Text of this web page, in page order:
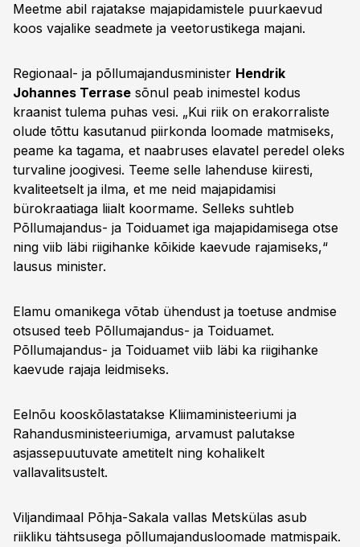
Meetme abil rajatakse majapidamistele puurkaevud
koos vajalike seadmete ja veetorustikega majani.
Regionaal- ja põllumajandusminister Hendrik
Johannes Terrase sõnul peab inimestel kodus
kraanist tulema puhas vesi. „Kui riik on erakorraliste
olude tõttu kasutanud piirkonda loomade matmiseks,
peame ka tagama, et naabruses elavatel peredel oleks
turvaline joogivesi. Teeme selle lahenduse kiiresti,
kvaliteetselt ja ilma, et me neid majapidamisi
bürokraatiaga liialt koormame. Selleks suhtleb
Põllumajandus- ja Toiduamet iga majapidamisega otse
ning viib läbi riigihanke kõikide kaevude rajamiseks,“
lausus minister.
Elamu omanikega võtab ühendust ja toetuse andmise
otsused teeb Põllumajandus- ja Toiduamet.
Põllumajandus- ja Toiduamet viib läbi ka riigihanke
kaevude rajaja leidmiseks.
Eelnõu kooskõlastatakse Kliimaministeeriumi ja
Rahandusministeeriumiga, arvamust palutakse
asjassepuutuvate ametitelt ning kohalikelt
vallavalitsustelt.
Viljandimaal Põhja-Sakala vallas Metskülas asub
riikliku tähtsusega põllumajandusloomade matmispaik.